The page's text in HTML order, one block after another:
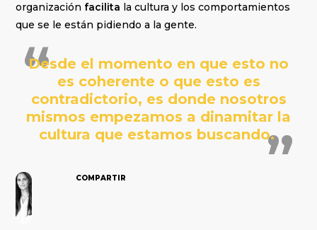
COMPARTIR
organización facilita la cultura y los comportamientos
que se le están pidiendo a la gente.
Desde el momento en que esto no
es coherente o que esto es
contradictorio, es donde nosotros
mismos empezamos a dinamitar la
cultura que estamos buscando.